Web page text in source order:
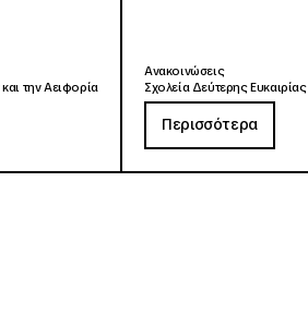
την Αειφορία
Ανακοινώσεις
Σχολεία Δεύτερης Ευκαιρίας
Περισσότερα